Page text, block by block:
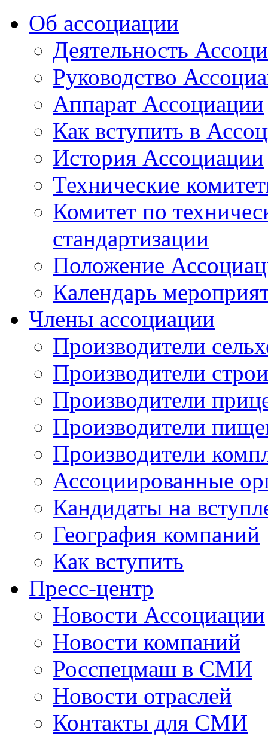
Об ассоциации
Деятельность
Руководство
Аппарат Ассоциации
Как вступить в
История Ассоциации
Технические
Комитет по
стандартизации
Положение
Календарь
Члены ассоциации
Производители
Производители
Производители
Производители
Производители
Ассоциированные
Кандидаты на
География компаний
Как вступить
Пресс-центр
Новости Ассоциации
Новости компаний
Росспецмаш в СМИ
Новости отраслей
Контакты для СМИ